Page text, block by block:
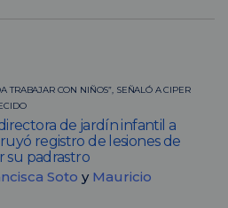
TRABAJAR CON NIÑOS”, SEÑALÓ A CIPER
de jardín infantil a
registro de lesiones de
su padrastro
Soto y Mauricio